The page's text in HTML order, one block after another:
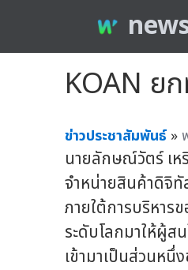
KOAN ย
ข่าวประชาสัมพันธ์ »
นายลักษณ์วัตร์ เห
จำหน่ายสินค้าดิจิทั
ภายใต้การบริหาร
ระดับโลกมาให้ผู้ส
เข้ามาเป็นส่วนหนึ่